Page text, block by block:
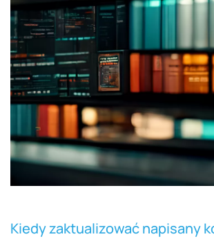
Kiedy zaktualizować napisany